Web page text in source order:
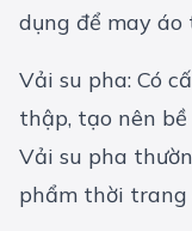
dụng để may
Vải su pha: Có
thập, tạo nên
Vải su pha
phẩm thời trang